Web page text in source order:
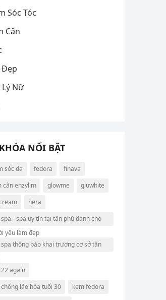
Sóc Tóc
Cân
Đẹp
Nữ
NỔI BẬT
sóc da fedora
finava
cân enzylim
glowme
gluwhite
hera
- spa uy tín tại tân phú dành cho
yêu làm đẹp
thông báo khai trương cơ sở tân
again
lão hóa tuổi 30
kem fedora